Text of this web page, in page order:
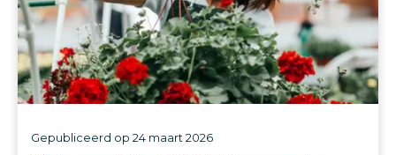
Gepubliceerd op 24 maart 2026